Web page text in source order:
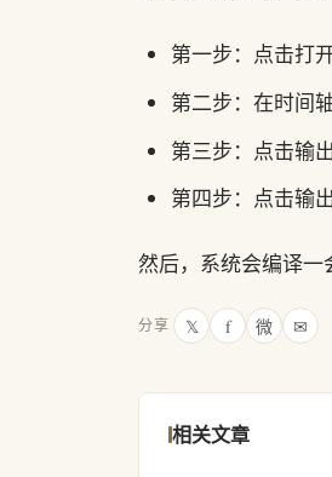
第一步：点击打
第二步：在时间
第三步：点击输出
第四步：点击输
然后，系统会编译一
分享 𝕏 f 微 ✉
相关文章